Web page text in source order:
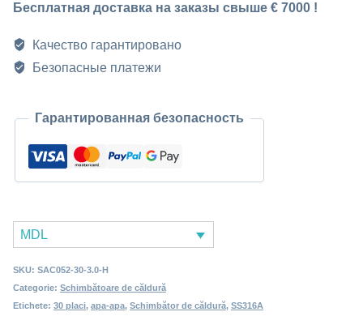
Бесплатная доставка на заказы свыше € 7000 !
Качество гарантировано
Безопасные платежи
Гарантированная безопасность
MDL
SKU: SAC052-30-3.0-H
Categorie: Schimbătoare de căldură
Etichete: 30 placi, apa-apa, Schimbător de căldură, SS316A